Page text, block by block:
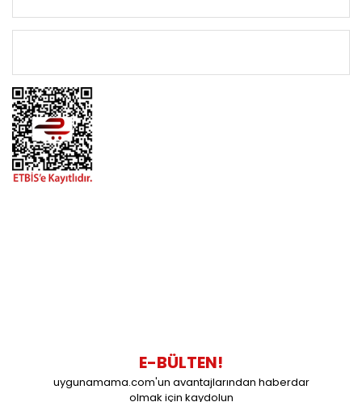
E-BÜLTEN!
uygunamama.com'un avantajlarından haberdar
olmak için kaydolun